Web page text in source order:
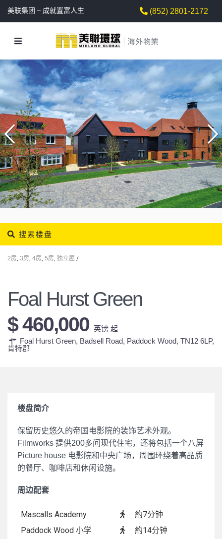
美联集团 – 成就置富人生 (852) 2801-2172
搜索楼盘
2房, 3房, 4房, 5房, 独立屋 /
Foal Hurst Green
$ 460,000 英镑 起
Foal Hurst Green, Badsell Road, Paddock Wood, TN12 6LP,
肯特郡
楼盘简介
保留历史悠久的帝国电影院的装饰艺术外观。
Filmworks 提供200多间现代住宅，还将包括一个八屏
Picture house 电影院和中央广场，周围环绕着高品质
的餐厅、咖啡店和休闲设施。
周边配套
Mascalls Academy
約7分钟
Paddock Wood 小学
約14分钟